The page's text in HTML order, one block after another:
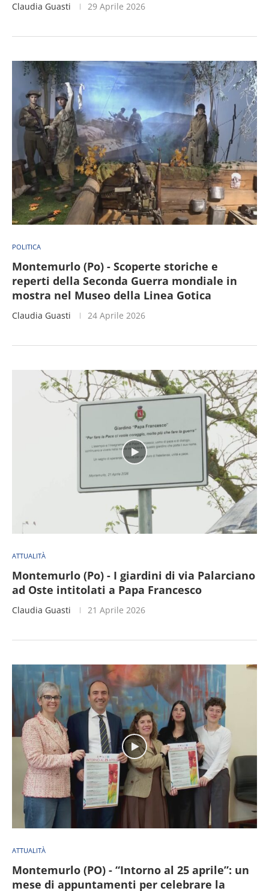
Claudia Guasti 29 Aprile 2026
POLITICA
Montemurlo (Po) - Scoperte storiche e
reperti della Seconda Guerra mondiale in
mostra nel Museo della Linea Gotica
Claudia Guasti 24 Aprile 2026
ATTUALITÀ
Montemurlo (Po) - I giardini di via Palarciano
ad Oste intitolati a Papa Francesco
Claudia Guasti 21 Aprile 2026
ATTUALITÀ
Montemurlo (PO) - “Intorno al 25 aprile”: un
mese di appuntamenti per celebrare la